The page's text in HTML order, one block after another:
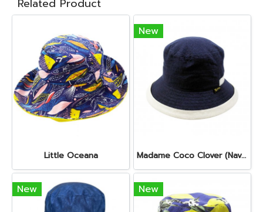
Related Product
Little Oceana
New
Madame Coco Clover (Navy)
New New